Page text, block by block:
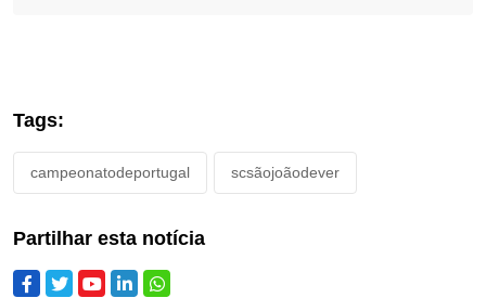
Tags:
campeonatodeportugal scsãojoãodever
Partilhar esta notícia